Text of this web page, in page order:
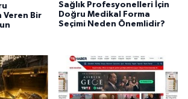
Veren Bir
Sağlık Profesyonelleri İçin
Doğru Medikal Forma
Seçimi Neden Önemlidir?